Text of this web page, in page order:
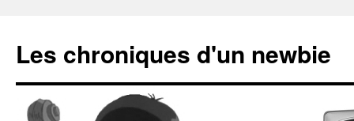
Les chroniques d'un newbie